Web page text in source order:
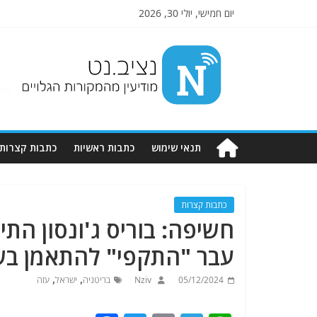
יום חמישי, יולי 30, 2026
Nziv.net
מודיעין
מהמקורות
תנאי שימוש כתבות ראשיות כתבות קצרות
כתבות קצרות
עבר "התקפי" להתאמן
05/12/2024
Nziv בריטניה, ישראל, עזה